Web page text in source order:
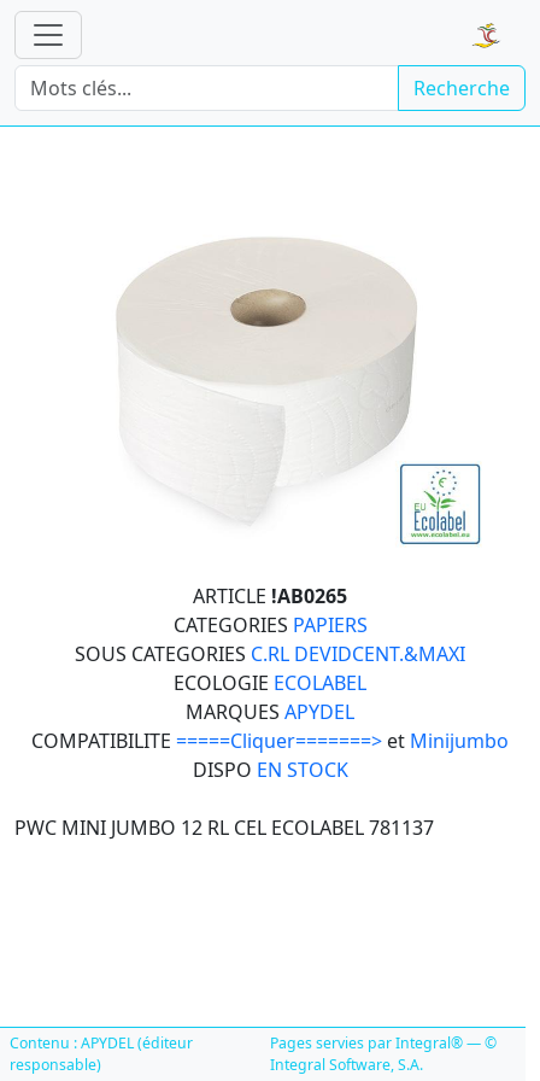
Recherche
ARTICLE !AB0265
CATEGORIES PAPIERS
SOUS CATEGORIES C.RL DEVIDCENT.&MAXI
ECOLOGIE ECOLABEL
MARQUES APYDEL
COMPATIBILITE =====Cliquer=======> et Minijumbo
DISPO EN STOCK
PWC MINI JUMBO 12 RL CEL ECOLABEL 781137
Contenu : APYDEL (éditeur
responsable)
Pages servies par Integral® — ©
Integral Software, S.A.